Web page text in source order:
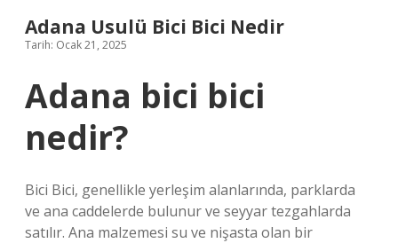
Adana Usulü Bici Bici Nedir
Tarih: Ocak 21, 2025
Adana bici bici
nedir?
Bici Bici, genellikle yerleşim alanlarında, parklarda
ve ana caddelerde bulunur ve seyyar tezgahlarda
satılır. Ana malzemesi su ve nişasta olan bir